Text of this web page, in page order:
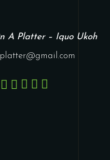
A Platter – Iquo Ukoh